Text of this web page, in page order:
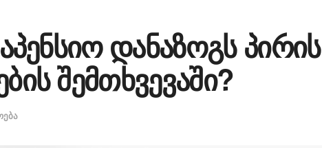
დანაზოგს პირის
შემთხვევაში?